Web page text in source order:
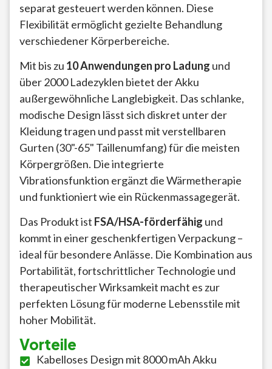
separat gesteuert werden können. Diese
Flexibilität ermöglicht gezielte Behandlung
verschiedener Körperbereiche.
Mit bis zu 10 Anwendungen pro Ladung und
über 2000 Ladezyklen bietet der Akku
außergewöhnliche Langlebigkeit. Das schlanke,
modische Design lässt sich diskret unter der
Kleidung tragen und passt mit verstellbaren
Gurten (30"-65" Taillenumfang) für die meisten
Körpergrößen. Die integrierte
Vibrationsfunktion ergänzt die Wärmetherapie
und funktioniert wie ein Rückenmassagegerät.
Das Produkt ist FSA/HSA-förderfähig und
kommt in einer geschenkfertigen Verpackung –
ideal für besondere Anlässe. Die Kombination aus
Portabilität, fortschrittlicher Technologie und
therapeutischer Wirksamkeit macht es zur
perfekten Lösung für moderne Lebensstile mit
hoher Mobilität.
Vorteile
Kabelloses Design mit 8000 mAh Akku